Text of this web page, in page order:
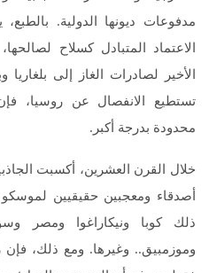
مدفوعات ديونها الدولية.
الاعتماد المتبادل كسلاح
الأخير لصادرات الغاز إلى
تستطيع الانفصال عن روسيا،
محدودة بدرجة أكبر.
خلال القرن العشرين، أكسبت
أصدقاء ومعجبين حقيقيين
ذلك كوبا ونيكاراغوا ومصر
وموزمبيق.. وغيرها. ومع ذلك، فإن